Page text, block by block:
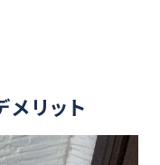
メリット